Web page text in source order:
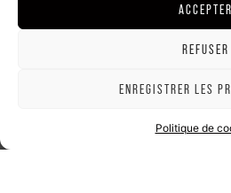
ACCEPTER
REFUSER
ENREGISTRER LES
Politique de